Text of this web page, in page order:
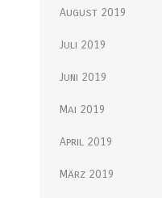
August 2019
Juli 2019
Juni 2019
Mai 2019
April 2019
März 2019